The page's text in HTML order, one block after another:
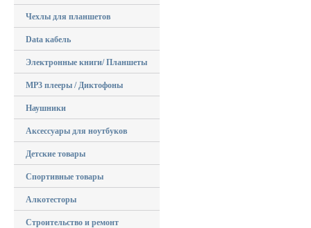
Чехлы для планшетов
Data кабель
Электронные книги/ Планшеты
MP3 плееры / Диктофоны
Наушники
Аксессуары для ноутбуков
Детские товары
Спортивные товары
Алкотесторы
Строительство и ремонт